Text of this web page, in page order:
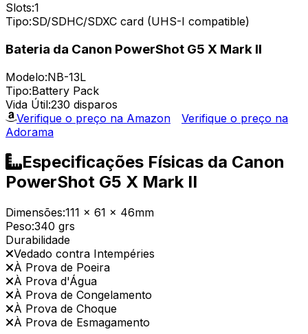
Slots:1
Tipo:SD/SDHC/SDXC card (UHS-I compatible)
Bateria da Canon PowerShot G5 X Mark II
Modelo:NB-13L
Tipo:Battery Pack
Vida Útil:230 disparos
Verifique o preço na Amazon
Verifique o preço na
Adorama
Especificações Físicas da Canon
PowerShot G5 X Mark II
Dimensões:111 x 61 x 46mm
Peso:340 grs
Durabilidade
Vedado contra Intempéries
À Prova de Poeira
À Prova d'Água
À Prova de Congelamento
À Prova de Choque
À Prova de Esmagamento